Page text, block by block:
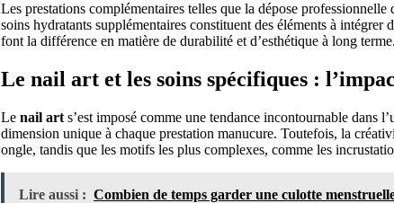
Les prestations complémentaires telles que la dépose
soins hydratants supplémentaires constituent des éléments à
font la différence en matière de durabilité et d’esthétique à long terme.
Le nail art et les soins spécifiques :
Le nail art s’est imposé comme une tendance incontournable dans
dimension unique à chaque prestation manucure. Toutefois, la
ongle, tandis que les motifs les plus complexes, comme les
Lire aussi : Combien de temps garder une culotte